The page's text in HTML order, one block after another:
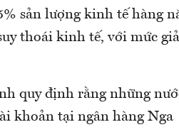
sản lượng kinh tế hàng
thoái kinh tế, với mức
quy định rằng những
khoản tại ngân hàng Nga